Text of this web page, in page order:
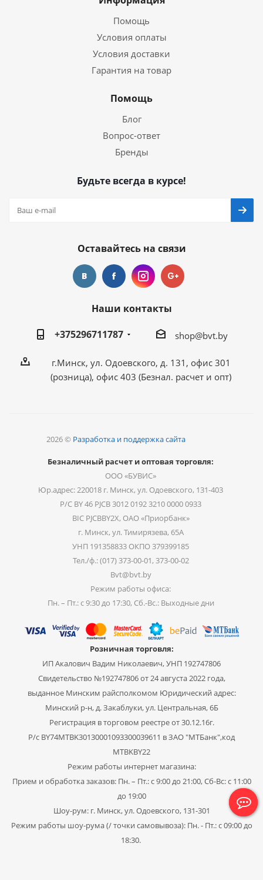
Помощь
Условия оплаты
Условия доставки
Гарантия на товар
Помощь
Блог
Вопрос-ответ
Бренды
Будьте всегда в курсе!
Оставайтесь на связи
Наши контакты
+375296711787
shop@bvt.by
г.Минск, ул. Одоевского, д. 131, офис 301
(розница), офис 403 (Безнал. расчет и опт)
2026 © Разработка и поддержка сайта
Безналичный расчет и оптовая торговля:
ООО «БУВИС»
Юр.адрес: 220018 г. Минск, ул. Одоевского, 131-403
Р/С BY 46 PJCB 3012 0192 3210 0000 0933
BIC PJCBBY2X, ОАО «Приорбанк»
г. Минск, ул. Тимирязева, 65А
УНП 191358833 ОКПО 379399185
Тел./ф.: (017) 373-00-01, 373-00-02
Bvt@bvt.by
Режим работы офиса:
Пн. – Пт.: с 9:30 до 17:30, Сб.-Вс.: Выходные дни
Розничная торговля:
ИП Акалович Вадим Николаевич, УНП 192747806
Свидетельство №192747806 от 24 августа 2022 года,
выданное Минским райсполкомом Юридический адрес:
Минский р-н, д. Закаблуки, ул. Центральная, 6Б
Регистрация в торговом реестре от 30.12.16г.
Р/с BY74MTBK30130001093300039611 в ЗАО "МТБанк",код
MTBKBY22
Режим работы интернет магазина:
Прием и обработка заказов: Пн. – Пт.: с 9:00 до 21:00, Сб-Вс: с 11:00
до 19:00
Шоу-рум: г. Минск, ул. Одоевского, 131-301
Режим работы шоу-рума (/ точки самовывоза): Пн. - Пт.: с 09:00 до
18:30.